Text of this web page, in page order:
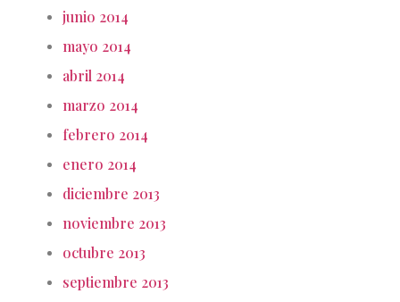
junio 2014
mayo 2014
abril 2014
marzo 2014
febrero 2014
enero 2014
diciembre 2013
noviembre 2013
octubre 2013
septiembre 2013